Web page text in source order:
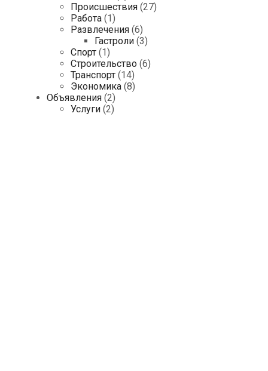
Происшествия (27)
Работа (1)
Развлечения (6)
Гастроли (3)
Спорт (1)
Строительство (6)
Транспорт (14)
Экономика (8)
Объявления (2)
Услуги (2)